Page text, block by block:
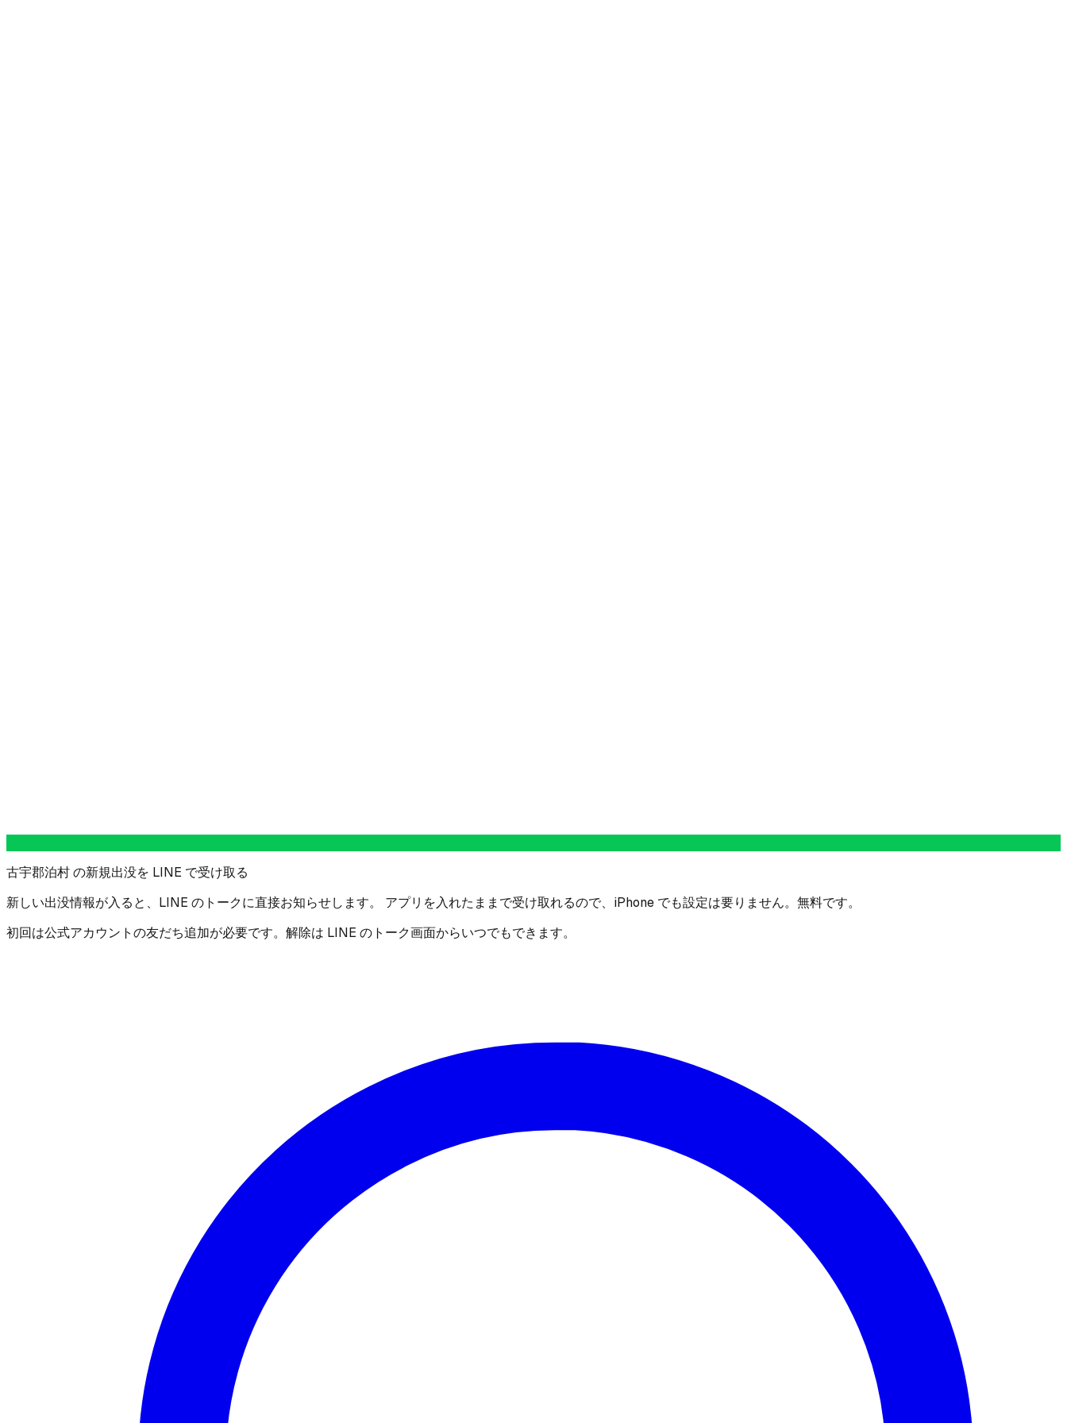
古宇郡泊村 の新規出没を LINE で受け取る
新しい出没情報が入ると、LINE のトークに直接お知らせします。 アプリを入れたままで受け取れるので、iPhone でも設定は要りません。無料です。
初回は公式アカウントの友だち追加が必要です。解除は LINE のトーク画面からいつでもできます。